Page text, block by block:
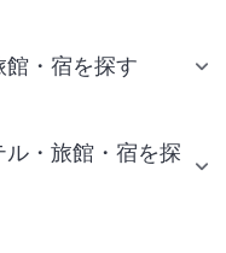
・宿を探す
・旅館・宿を探